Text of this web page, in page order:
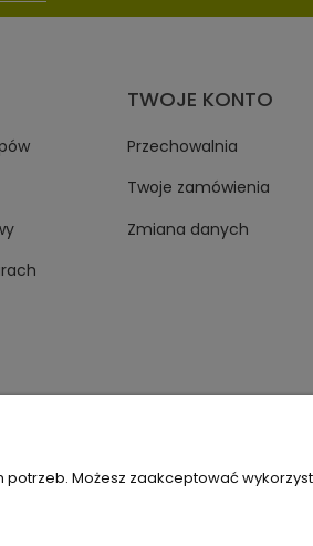
TWOJE KONTO
Przechowalnia
Twoje zamówienia
Zmiana danych
Możesz zaakceptować